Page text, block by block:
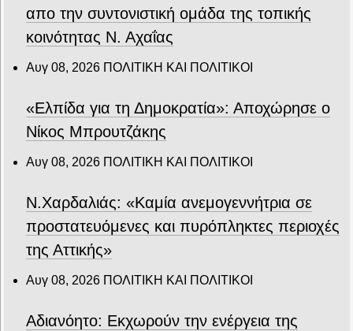
απο την συντονιστική ομάδα της τοπικής
κοινότητας Ν. Αχαΐας
Αυγ 08, 2026 ΠΟΛΙΤΙΚΗ ΚΑΙ ΠΟΛΙΤΙΚΟΙ
«Ελπίδα για τη Δημοκρατία»: Αποχώρησε ο
Νίκος Μπρουτζάκης
Αυγ 08, 2026 ΠΟΛΙΤΙΚΗ ΚΑΙ ΠΟΛΙΤΙΚΟΙ
Ν.Χαρδαλιάς: «Καμία ανεμογεννήτρια σε
προστατευόμενες και πυρόπληκτες περιοχές
της Αττικής»
Αυγ 08, 2026 ΠΟΛΙΤΙΚΗ ΚΑΙ ΠΟΛΙΤΙΚΟΙ
Αδιανόητο: Εκχωρούν την ενέργεια της